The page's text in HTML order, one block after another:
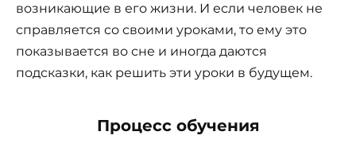
возникающие в его жизни. И если человек не
справляется со своими уроками, то ему это
показывается во сне и иногда даются
подсказки, как решить эти уроки в будущем.
Процесс обучения